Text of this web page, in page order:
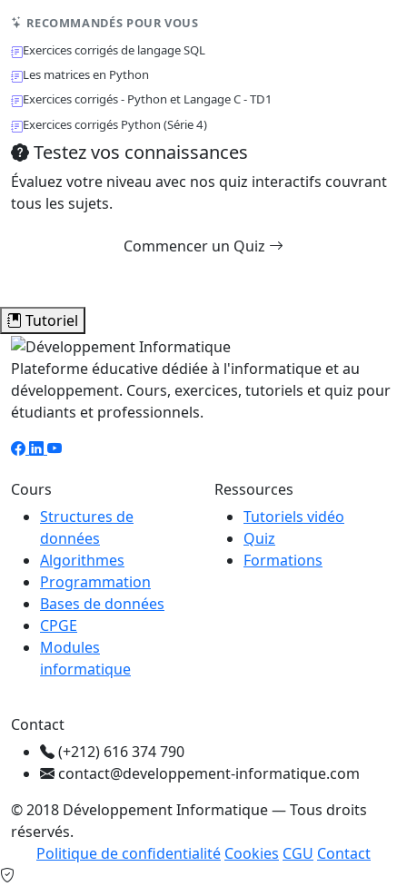
RECOMMANDÉS POUR VOUS
Exercices corrigés de langage SQL
Les matrices en Python
Exercices corrigés - Python et Langage C - TD1
Exercices corrigés Python (Série 4)
Testez vos connaissances
Évaluez votre niveau avec nos quiz interactifs couvrant
tous les sujets.
Commencer un Quiz
Tutoriel
Plateforme éducative dédiée à l'informatique et au
développement. Cours, exercices, tutoriels et quiz pour
étudiants et professionnels.
Cours
Structures de
données
Algorithmes
Programmation
Bases de données
CPGE
Modules
informatique
Ressources
Tutoriels vidéo
Quiz
Formations
Contact
(+212) 616 374 790
contact@developpement-informatique.com
© 2018 Développement Informatique — Tous droits
réservés.
Politique de confidentialité Cookies CGU Contact